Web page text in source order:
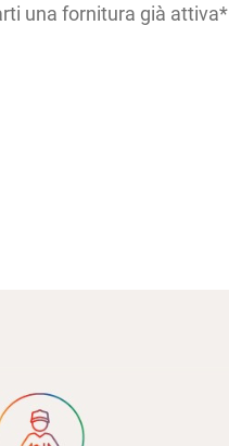
una fornitura già attiva*